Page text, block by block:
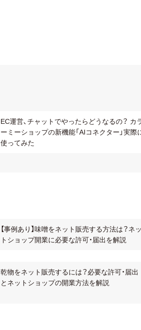
EC運営、チャットでやったらどうなるの？ カ
ーミーショップの新機能「AIコネクター」実際
使ってみた
【事例あり】味噌をネット販売する方法は？ネッ
トショップ開業に必要な許可・届出を解説
乾物をネット販売するには？必要な許可・届出
とネットショップの開業方法を解説